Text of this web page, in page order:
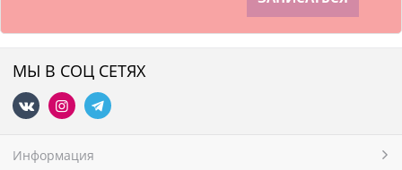
МЫ В СОЦ СЕТЯХ
Информация